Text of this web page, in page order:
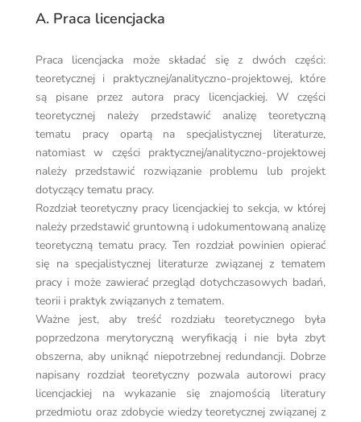
A. Praca licencjacka
Praca licencjacka może składać się z dwóch części:
teoretycznej i praktycznej/analityczno-projektowej, które
są pisane przez autora pracy licencjackiej. W części
teoretycznej należy przedstawić analizę teoretyczną
tematu pracy opartą na specjalistycznej literaturze,
natomiast w części praktycznej/analityczno-projektowej
należy przedstawić rozwiązanie problemu lub projekt
dotyczący tematu pracy.
Rozdział teoretyczny pracy licencjackiej to sekcja, w której
należy przedstawić gruntowną i udokumentowaną analizę
teoretyczną tematu pracy. Ten rozdział powinien opierać
się na specjalistycznej literaturze związanej z tematem
pracy i może zawierać przegląd dotychczasowych badań,
teorii i praktyk związanych z tematem.
Ważne jest, aby treść rozdziału teoretycznego była
poprzedzona merytoryczną weryfikacją i nie była zbyt
obszerna, aby uniknąć niepotrzebnej redundancji. Dobrze
napisany rozdział teoretyczny pozwala autorowi pracy
licencjackiej na wykazanie się znajomością literatury
przedmiotu oraz zdobycie wiedzy teoretycznej związanej z